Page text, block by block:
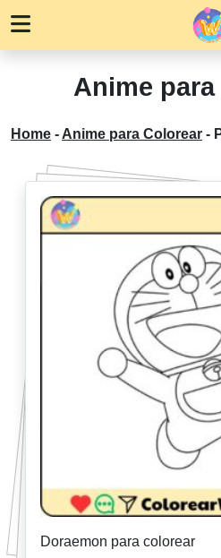
Anime
Home - Anime para Colorear -
Doraemon para colorear